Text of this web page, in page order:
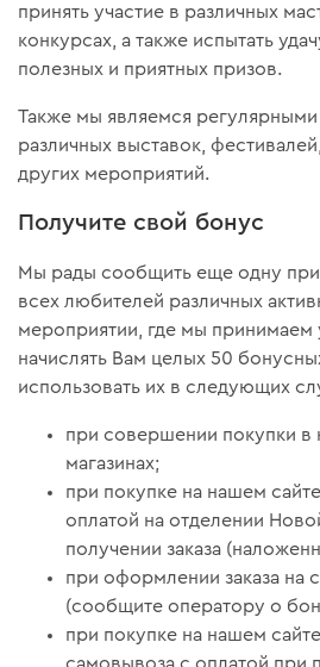
принять участие в различных
конкурсах, а также испытать
полезных и приятных призов.
Также мы являемся регулярными
различных выставок,
других мероприятий.
Получите свой бонус
Мы рады сообщить еще одну
всех любителей различных
мероприятии, где мы принимаем
начислять Вам целых 50
использовать их в следующих
при совершении покупки
магазинах;
при покупке на нашем
оплатой на отделении
получении заказа
при оформлении заказа на
(сообщите оператору о
при покупке на нашем